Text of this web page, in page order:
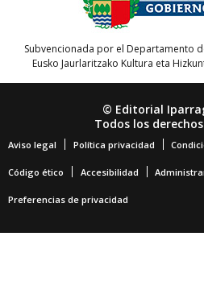
Subvencionada por el Departamento
Eusko Jaurlaritzako Kultura eta
© Editorial
Todos los
Aviso legal Política privacidad
Código ético Accesibilidad
Preferencias de privacidad